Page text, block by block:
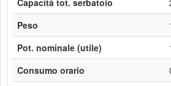
Capacità tot. serbatoio
Peso
Pot. nominale (utile)
Consumo orario